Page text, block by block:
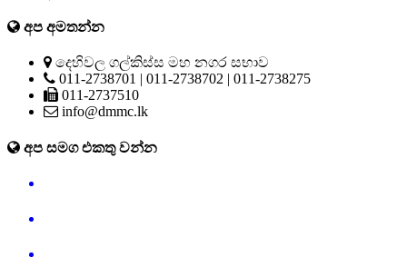
අප අමතන්න
දෙහිවල ගල්කිස්ස මහ නගර සභාව
011-2738701 | 011-2738702 | 011-2738275
011-2737510
info@dmmc.lk
අප සමග එකතු වන්න